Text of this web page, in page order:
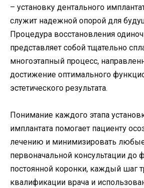
– установку дентального
служит надежной опорой для
Процедура восстановления
представляет собой тщательно
многоэтапный процесс,
достижение оптимального
эстетического результата.
Понимание каждого этапа
имплантата помогает пациенту
лечению и минимизировать
первоначальной консультации до
постоянной коронки, каждый шаг
квалификации врача и